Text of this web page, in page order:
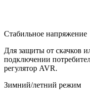
Стабильное напряжение
Для защиты от скачков
подключении
регулятор AVR.
Зимний/летний режим